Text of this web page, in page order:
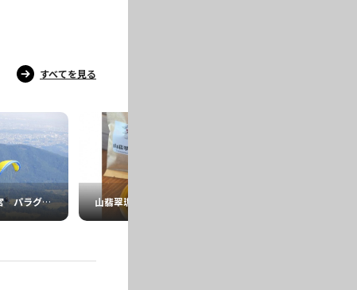
すべてを見る
スカイパーク宇都宮 パラグライダースクール 山翡翠珈琲